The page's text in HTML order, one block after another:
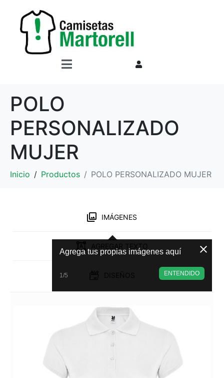
POLO
PERSONALIZADO
MUJER
Inicio Productos POLO PERSONALIZADO MUJER
IMÁGENES
AGREGAR TEXTO
DISEÑOS
Agrega tus propias imágenes aquí
ENTENDIDO
1/5